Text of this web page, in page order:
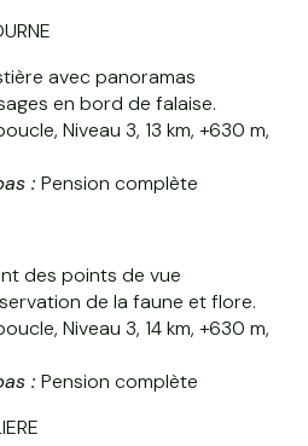
avec panoramas
en bord de falaise.
Niveau 3, 13 km, +630 m,
: Pension complète
des points de vue
de la faune et flore.
Niveau 3, 14 km, +630 m,
: Pension complète